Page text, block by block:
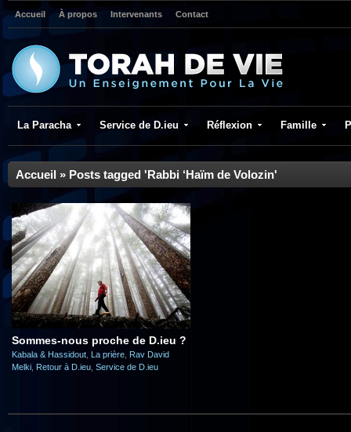
Accueil À propos Intervenants Contact
La Paracha Service de D.ieu Réflexion Famille
Accueil » Posts tagged 'Rabbi ‘Haïm de Volozin'
Sommes-nous proche de D.ieu ?
Kabala & Hassidout La prière Rav David
Melki Retour à D.ieu Service de D.ieu